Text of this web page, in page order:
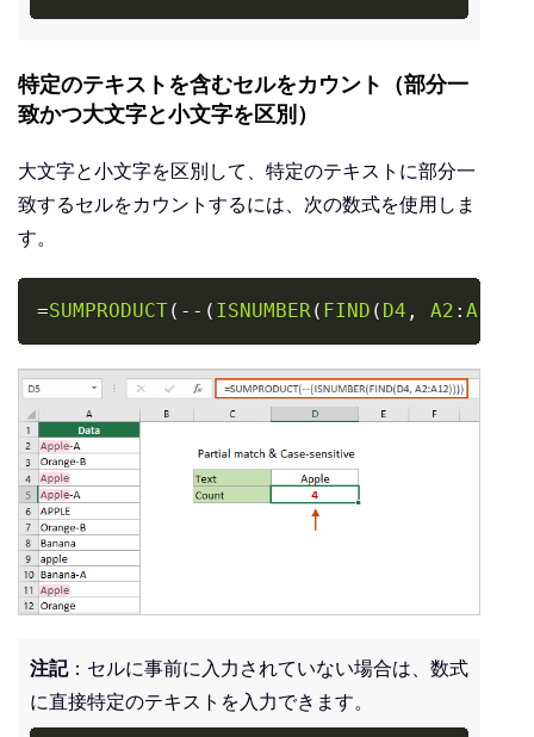
特定のテキストを含むセルをカウント（部分一
致かつ大文字と小文字を区別）
大文字と小文字を区別して、特定のテキストに部分一
致するセルをカウントするには、次の数式を使用しま
す。
=SUMPRODUCT( - - ( ISNUMBER ( FIND ( D4 , A2 : A12
Copy
注記：セルに事前に入力されていない場合は、数式
に直接特定のテキストを入力できます。